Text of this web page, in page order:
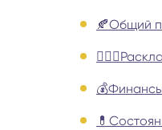
🍂Общий